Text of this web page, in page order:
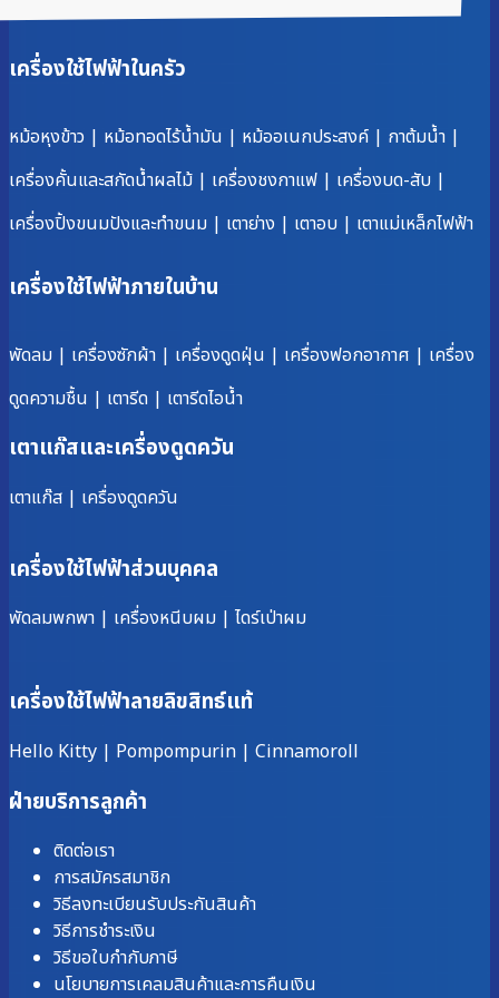
เครื่องใช้ไฟฟ้าในครัว
หม้อหุงข้าว | หม้อทอดไร้น้ำมัน | หม้ออเนกประสงค์ | กาต้มน้ำ |
เครื่องคั้นและสกัดน้ำผลไม้ | เครื่องชงกาแฟ | เครื่องบด-สับ |
เครื่องปิ้งขนมปังและทำขนม | เตาย่าง | เตาอบ | เตาแม่เหล็กไฟฟ้า
เครื่องใช้ไฟฟ้าภายในบ้าน
พัดลม | เครื่องซักผ้า | เครื่องดูดฝุ่น | เครื่องฟอกอากาศ | เครื่อง
ดูดความชื้น | เตารีด | เตารีดไอน้ำ
เตาแก๊สและเครื่องดูดควัน
เตาแก๊ส | เครื่องดูดควัน
เครื่องใช้ไฟฟ้าส่วนบุคคล
พัดลมพกพา | เครื่องหนีบผม | ไดร์เป่าผม
เครื่องใช้ไฟฟ้าลายลิขสิทธ์แท้
Hello Kitty | Pompompurin | Cinnamoroll
ฝ่ายบริการลูกค้า
ติดต่อเรา
การสมัครสมาชิก
วิธีลงทะเบียนรับประกันสินค้า
วิธีการชำระเงิน
วิธีขอใบกำกับภาษี
นโยบายการเคลมสินค้าและการคืนเงิน